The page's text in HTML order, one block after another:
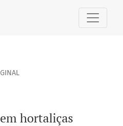
hortaliças